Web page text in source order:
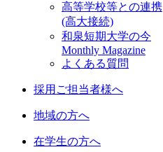
高等学校等との連携
(高大接続)
和泉短期大学の今
Monthly Magazine
よくある質問
採用ご担当者様へ
地域の方へ
在学生の方へ